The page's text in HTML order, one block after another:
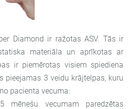
Diamond ir ražotas ASV. Tās ir
materiāla un aprīkotas ar
ir piemērotas visiem spiediena
pieejamas 3 veidu krājtelpas, kuru
pacienta vecuma:
mēnešu vecumam paredzētas